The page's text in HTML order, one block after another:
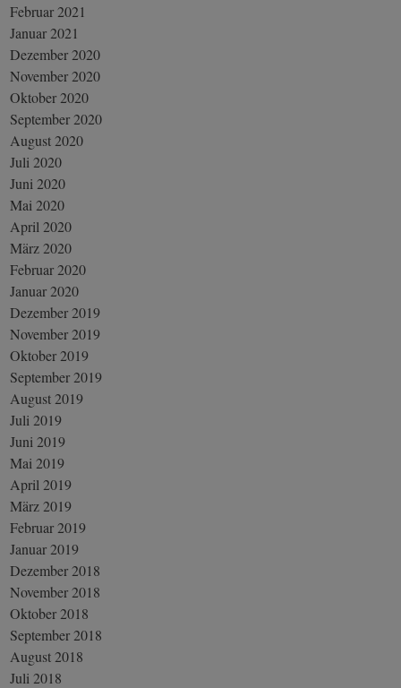
Februar 2021
Januar 2021
Dezember 2020
November 2020
Oktober 2020
September 2020
August 2020
Juli 2020
Juni 2020
Mai 2020
April 2020
März 2020
Februar 2020
Januar 2020
Dezember 2019
November 2019
Oktober 2019
September 2019
August 2019
Juli 2019
Juni 2019
Mai 2019
April 2019
März 2019
Februar 2019
Januar 2019
Dezember 2018
November 2018
Oktober 2018
September 2018
August 2018
Juli 2018